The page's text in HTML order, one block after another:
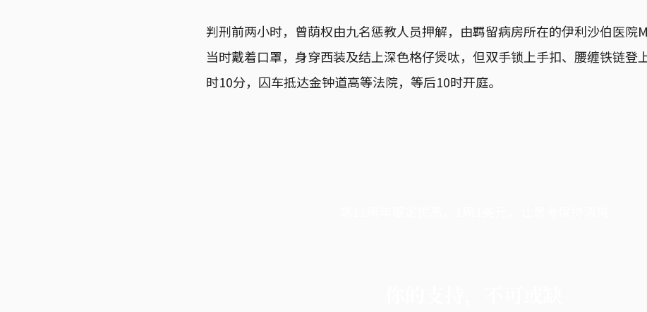
判刑前两小时，曾荫权由九名惩教人员押解，由羁留病房所在的伊利沙伯医院
当时戴着口罩，身穿西装及结上深色格仔煲呔，但双手锁上手扣、腰缠铁链登
时10分，囚车抵达金钟道高等法院，等后10时开庭。